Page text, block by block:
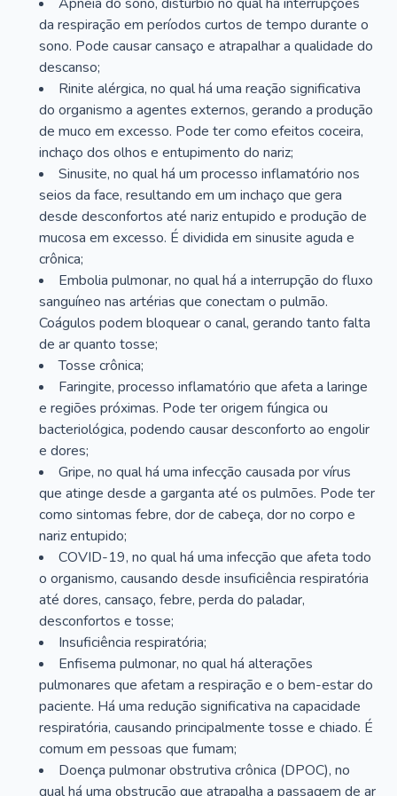
da respiração em períodos curtos de tempo durante o
sono. Pode causar cansaço e atrapalhar a qualidade do
descanso;
Rinite alérgica, no qual há uma reação significativa
do organismo a agentes externos, gerando a produção
de muco em excesso. Pode ter como efeitos coceira,
inchaço dos olhos e entupimento do nariz;
Sinusite, no qual há um processo inflamatório nos
seios da face, resultando em um inchaço que gera
desde desconfortos até nariz entupido e produção de
mucosa em excesso. É dividida em sinusite aguda e
crônica;
Embolia pulmonar, no qual há a interrupção do fluxo
sanguíneo nas artérias que conectam o pulmão.
Coágulos podem bloquear o canal, gerando tanto falta
de ar quanto tosse;
Tosse crônica;
Faringite, processo inflamatório que afeta a laringe
e regiões próximas. Pode ter origem fúngica ou
bacteriológica, podendo causar desconforto ao engolir
e dores;
Gripe, no qual há uma infecção causada por vírus
que atinge desde a garganta até os pulmões. Pode ter
como sintomas febre, dor de cabeça, dor no corpo e
nariz entupido;
COVID-19, no qual há uma infecção que afeta todo
o organismo, causando desde insuficiência respiratória
até dores, cansaço, febre, perda do paladar,
desconfortos e tosse;
Insuficiência respiratória;
Enfisema pulmonar, no qual há alterações
pulmonares que afetam a respiração e o bem-estar do
paciente. Há uma redução significativa na capacidade
respiratória, causando principalmente tosse e chiado. É
comum em pessoas que fumam;
Doença pulmonar obstrutiva crônica (DPOC), no
qual há uma obstrução que atrapalha a passagem de ar